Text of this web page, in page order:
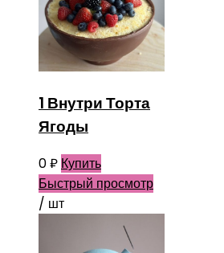
1 Внутри Торта
Ягоды
0₽ Купить
Быстрый просмотр
/ шт